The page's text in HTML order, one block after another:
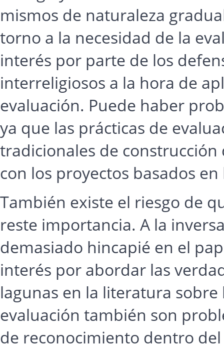
mismos de naturaleza
torno a la necesidad de la
interés por parte de los
interreligiosos a la hora de
evaluación. Puede haber
ya que las prácticas de
tradicionales de construcción
con los proyectos basados en
También existe el riesgo de
reste importancia. A la
demasiado hincapié en el
interés por abordar las
lagunas en la literatura
evaluación también son
de reconocimiento dentro